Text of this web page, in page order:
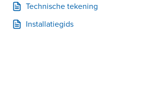
Technische tekening
Installatiegids